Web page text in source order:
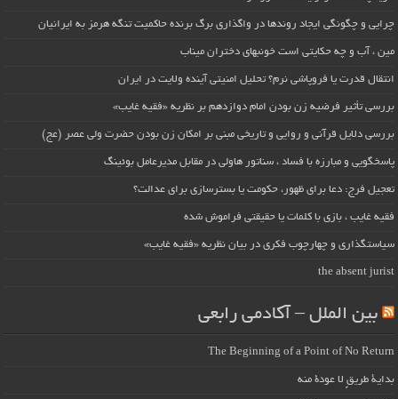
چرایی و چگونگی ایجاد روندها در واگذاری برگ برنده حاکمیت تنگه هرمز به ایرانیان
مین ، آب و چه حکایتی است خونبهای دختران میناب
انتقال قدرت یا فروپاشی نرم؟ تحلیل امنیتی آینده ولایت در ایران
بررسی تأثیر فرضیه زن بودن امام دوازدهم بر نظریه «فقیه غایب»
بررسی دلایل قرآنی و روایی و تاریخی مبنی بر امکان زن بودن حضرت ولی عصر (عج)
پاسخگویی و مبارزه با فساد ، سناتور هاولی در مقابل مدیرعامل بوئینگ
تعجیل فرج: دعا برای ظهور، حکومت یا بسترسازی برای عدالت؟
فقیه غایب ، بازی با کلمات یا حقیقتی فراموش شده
سیاستگذاری و چهارچوب فکری در بیان نظریه «فقیه غایب»
the absent jurist
بین الملل – آکادمی رابعی
The Beginning of a Point of No Return
بداية طريقٍ لا عودة منه